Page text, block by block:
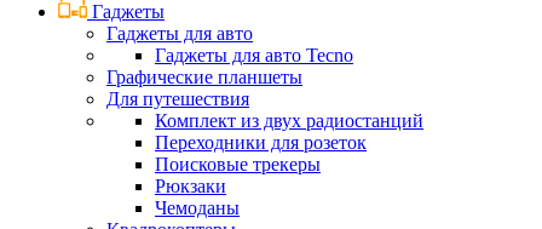
Гаджеты
Гаджеты для авто
Гаджеты для авто Tecno
Графические планшеты
Для путешествия
Комплект из двух радиостанций
Переходники для розеток
Поисковые трекеры
Рюкзаки
Чемоданы